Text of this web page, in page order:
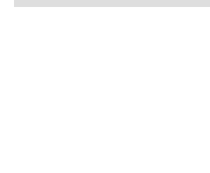
COPYRIGHT © 2026 Solidaries.orgby Neorg